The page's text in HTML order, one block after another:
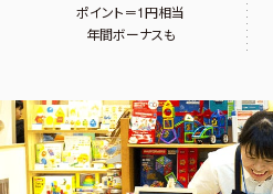
ポイント＝1円相当
年間ボーナスも